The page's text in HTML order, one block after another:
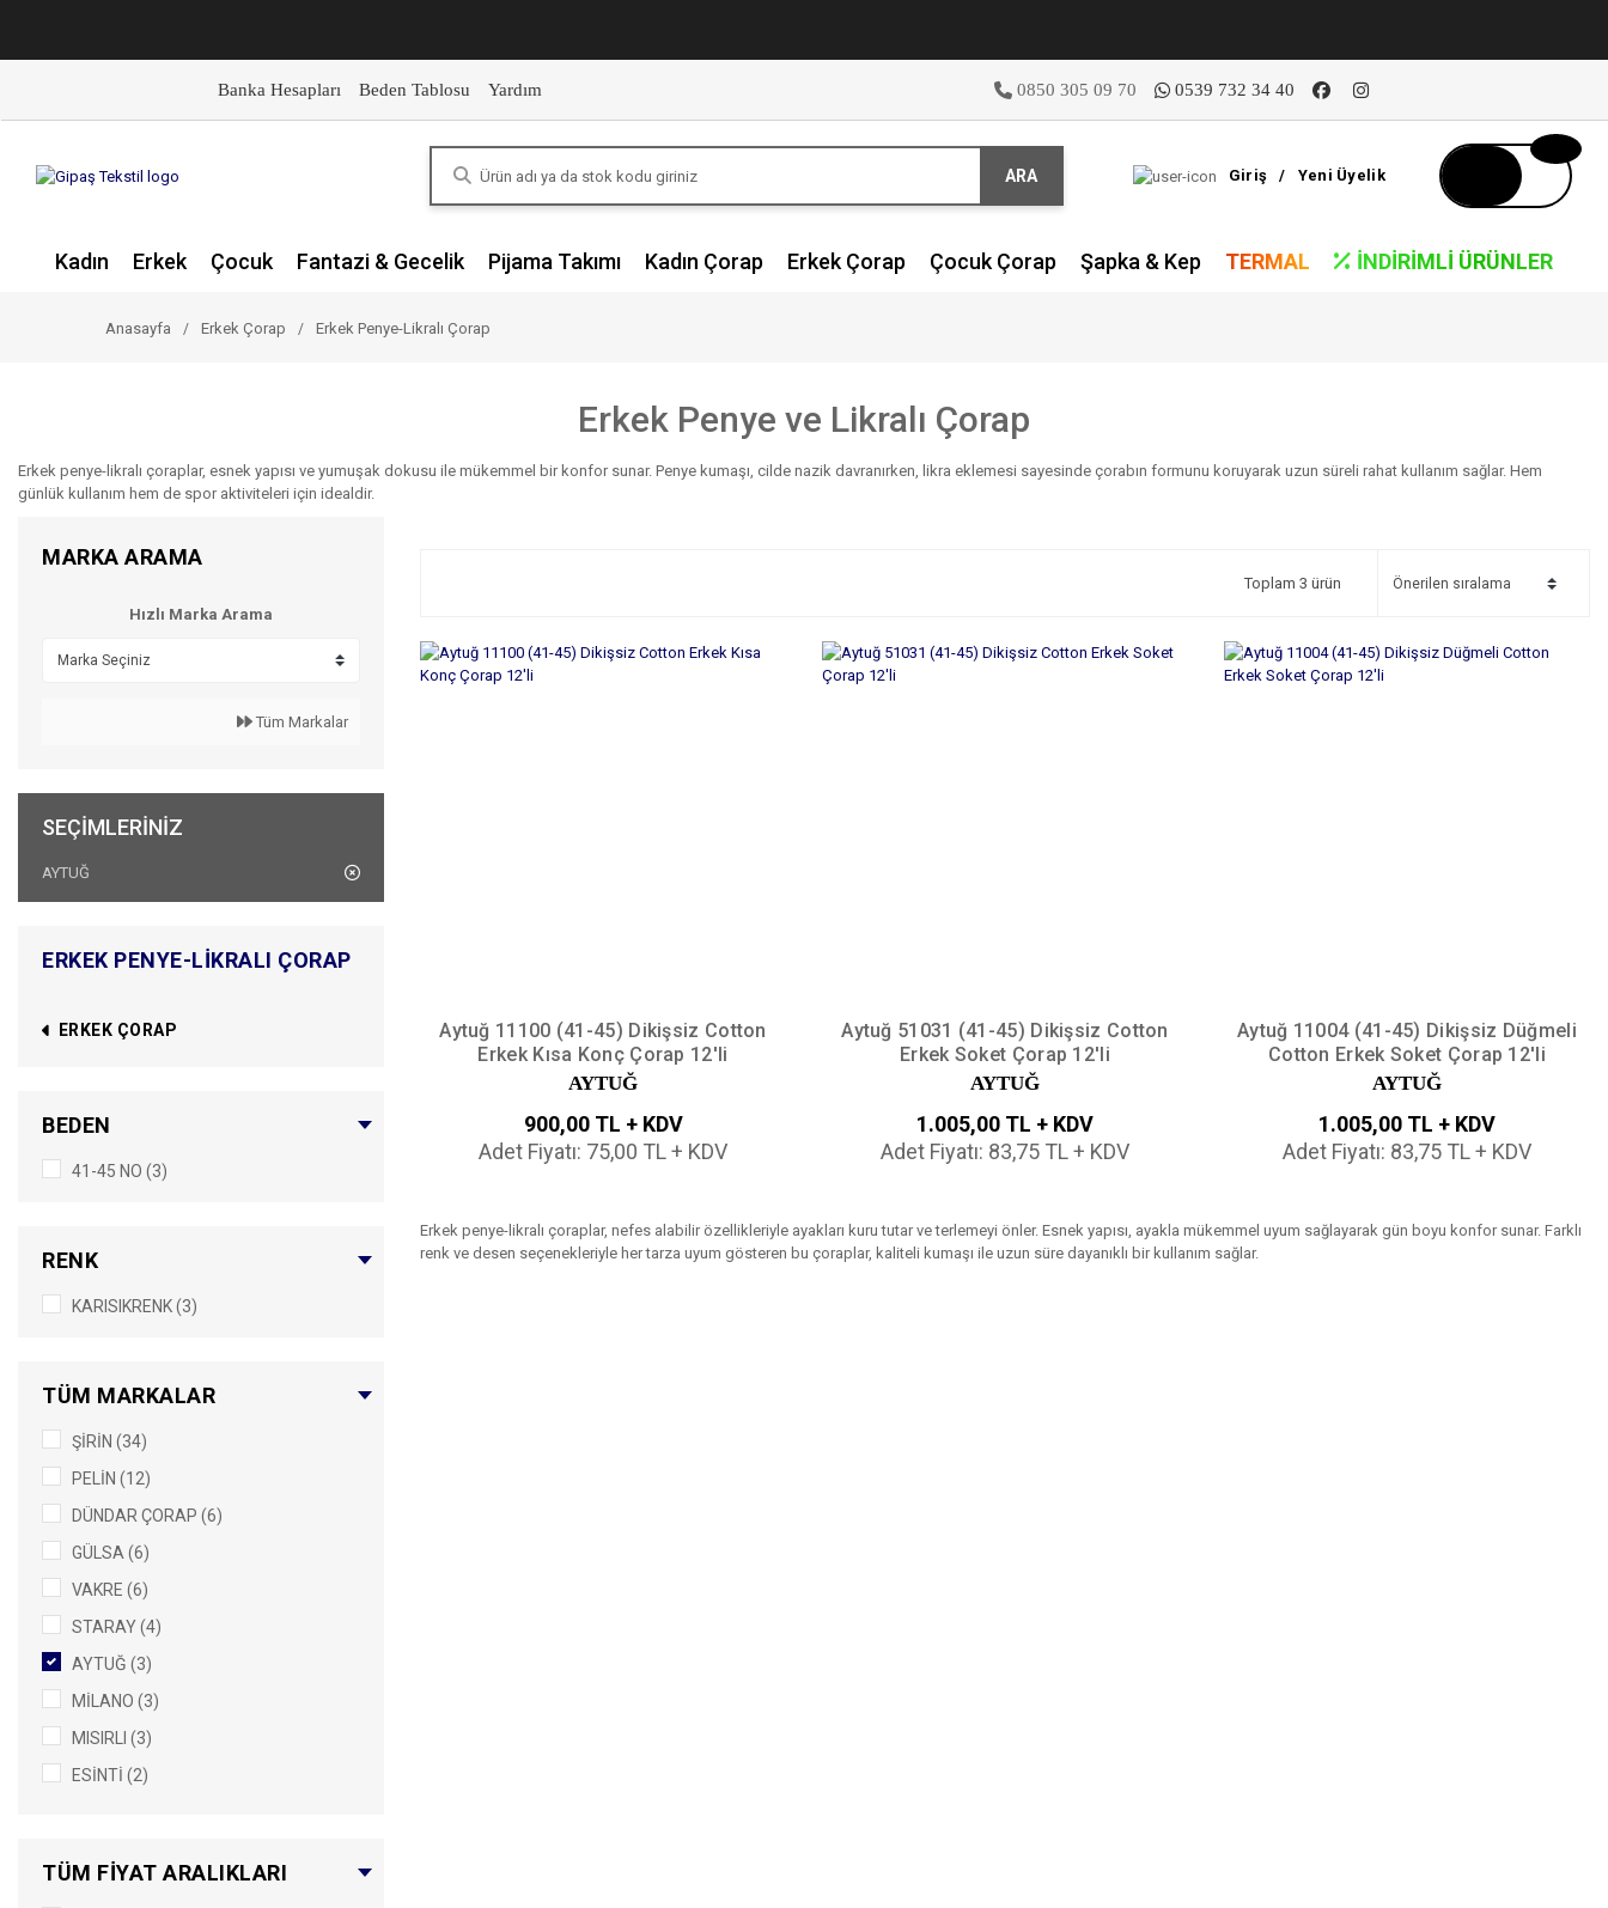
Banka Hesapları Beden Tablosu Yardım 0850 305 09 70 0539 732 34 40
ARA Giriş / Yeni Üyelik
Kadın Erkek Çocuk Fantazi & Gecelik Pijama Takımı Kadın Çorap Erkek Çorap Çocuk Çorap Şapka & Kep TERMAL İNDIRIMLI ÜRÜNLER
Anasayfa Erkek Çorap Erkek Penye-Likralı Çorap
Erkek Penye ve Likralı Çorap
Erkek penye-likralı çoraplar, esnek yapısı ve yumuşak dokusu ile mükemmel bir konfor sunar. Penye kumaşı, cilde nazik davranırken, likra eklemesi sayesinde çorabın formunu koruyarak uzun süreli rahat kullanım sağlar. Hem
günlük kullanım hem de spor aktiviteleri için idealdir.
MARKA ARAMA
Hızlı Marka Arama
Tüm Markalar
SEÇIMLERINIZ
AYTUĞ
ERKEK PENYE-LIKRALI ÇORAP
ERKEK ÇORAP
BEDEN
41-45 NO (3)
RENK
KARISIKRENK (3)
TÜM MARKALAR
ŞİRİN (34)
PELİN (12)
DÜNDAR ÇORAP (6)
GÜLSA (6)
VAKRE (6)
STARAY (4)
AYTUĞ (3)
MİLANO (3)
MISIRLI (3)
ESİNTİ (2)
ÖZGE (1)
TÜM FIYAT ARALIKLARI
Toplam 3 ürün
Aytuğ 11100 (41-45) Dikişsiz Cotton
Erkek Kısa Konç Çorap 12'li
AYTUĞ
900,00 TL + KDV
Adet Fiyatı: 75,00 TL + KDV
Aytuğ 51031 (41-45) Dikişsiz Cotton
Erkek Soket Çorap 12'li
AYTUĞ
1.005,00 TL + KDV
Adet Fiyatı: 83,75 TL + KDV
Aytuğ 11004 (41-45) Dikişsiz Düğmeli
Cotton Erkek Soket Çorap 12'li
AYTUĞ
1.005,00 TL + KDV
Adet Fiyatı: 83,75 TL + KDV
Erkek penye-likralı çoraplar, nefes alabilir özellikleriyle ayakları kuru tutar ve terlemeyi önler. Esnek yapısı, ayakla mükemmel uyum sağlayarak gün boyu konfor sunar. Farklı
renk ve desen seçenekleriyle her tarza uyum gösteren bu çoraplar, kaliteli kumaşı ile uzun süre dayanıklı bir kullanım sağlar.